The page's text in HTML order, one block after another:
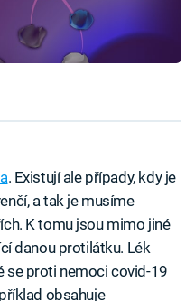
. Existují ale případy, kdy je
a tak je musíme
K tomu jsou mimo jiné
danou protilátku. Lék
se proti nemoci covid-19
obsahuje